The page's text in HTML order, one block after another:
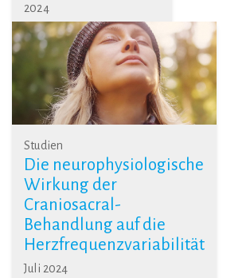
2024
Studien
Die neurophysiologische
Wirkung der
Craniosacral-
Behandlung auf die
Herzfrequenzvariabilität
Juli 2024